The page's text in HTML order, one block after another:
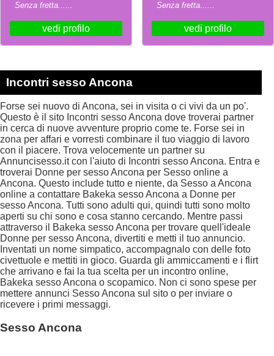
Senza fretta......
vedi profilo
Senza fretta......
vedi profilo
Incontri sesso Ancona
Forse sei nuovo di Ancona, sei in visita o ci vivi da un po'.
Questo è il sito Incontri sesso Ancona dove troverai partner
in cerca di nuove avventure proprio come te. Forse sei in
zona per affari e vorresti combinare il tuo viaggio di lavoro
con il piacere. Trova velocemente un partner su
Annuncisesso.it con l'aiuto di Incontri sesso Ancona. Entra e
troverai Donne per sesso Ancona per Sesso online a
Ancona. Questo include tutto e niente, da Sesso a Ancona
online a contattare Bakeka sesso Ancona a Donne per
sesso Ancona. Tutti sono adulti qui, quindi tutti sono molto
aperti su chi sono e cosa stanno cercando. Mentre passi
attraverso il Bakeka sesso Ancona per trovare quell'ideale
Donne per sesso Ancona, divertiti e metti il tuo annuncio.
Inventati un nome simpatico, accompagnalo con delle foto
civettuole e mettiti in gioco. Guarda gli ammiccamenti e i flirt
che arrivano e fai la tua scelta per un incontro online,
Bakeka sesso Ancona o scopamico. Non ci sono spese per
mettere annunci Sesso Ancona sul sito o per inviare o
ricevere i primi messaggi.
Sesso Ancona